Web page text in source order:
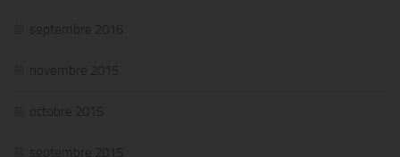
septembre 2016
novembre 2015
octobre 2015
septembre 2015